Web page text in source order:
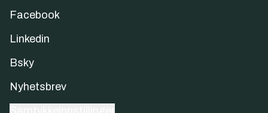
Facebook
Linkedin
Bsky
Nyhetsbrev